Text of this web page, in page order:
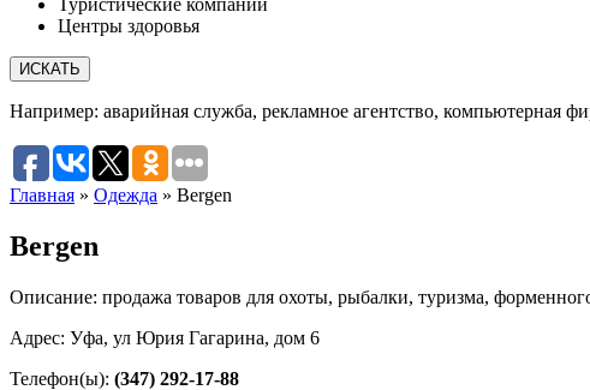
Туристические компании
Центры здоровья
Например: аварийная служба, рекламное агентство, компьютерная
Главная » Одежда » Bergen
Bergen
Описание: продажа товаров для охоты, рыбалки, туризма,
Адрес: Уфа, ул Юрия Гагарина, дом 6
Телефон(ы): (347) 292-17-88